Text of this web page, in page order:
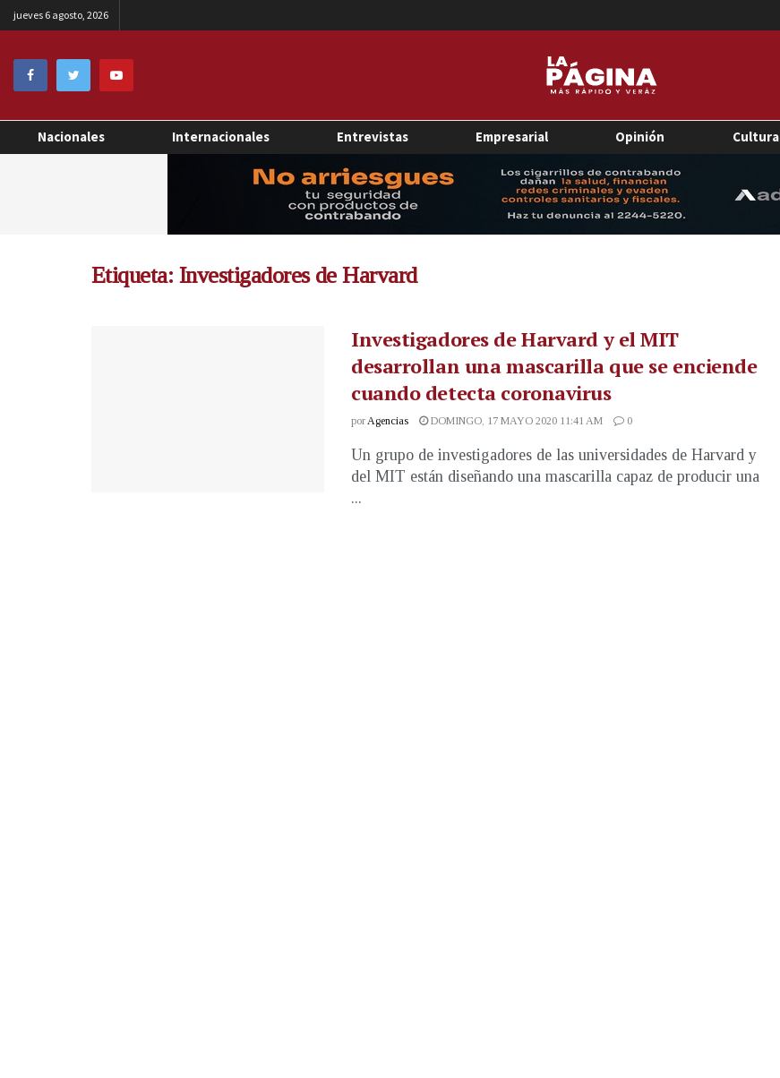
jueves 6 agosto, 2026
Nacionales Internacionales Entrevistas Empresarial Opinión Cultura
Etiqueta: Investigadores de Harvard
Investigadores de Harvard y el MIT
desarrollan una mascarilla que se enciende
cuando detecta coronavirus
porAgencias DOMINGO, 17 MAYO 2020 11:41 AM 0
Un grupo de investigadores de las universidades de Harvard y
del MIT están diseñando una mascarilla capaz de producir una
...